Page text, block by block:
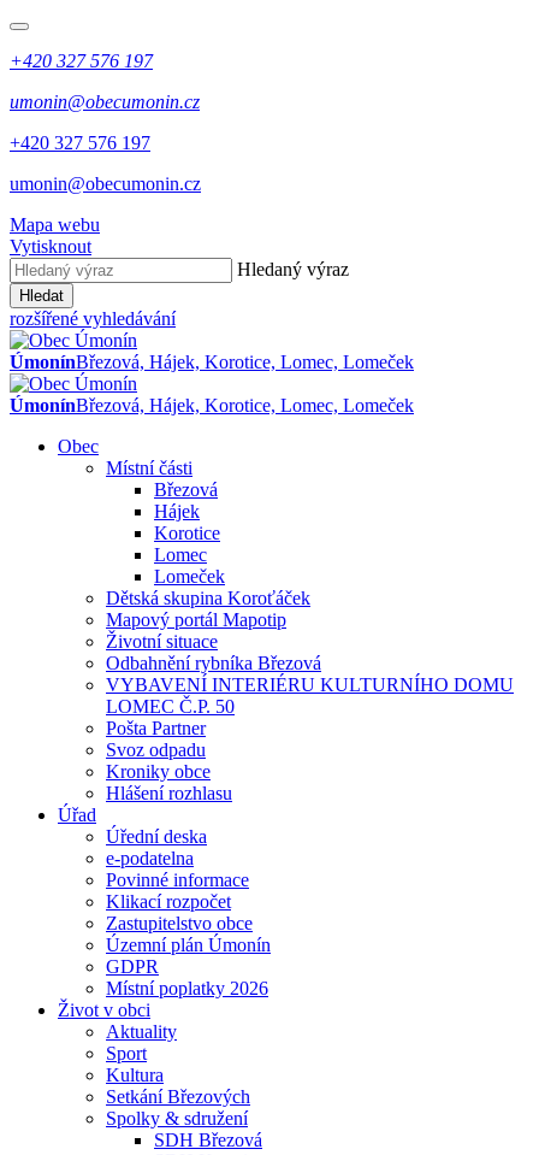
+420 327 576 197
umonin@obecumonin.cz
+420 327 576 197
umonin@obecumonin.cz
Mapa webu
Vytisknout
Hledaný výraz
Hledat
rozšířené vyhledávání
ÚmonínBřezová, Hájek, Korotice, Lomec, Lomeček
ÚmonínBřezová, Hájek, Korotice, Lomec, Lomeček
Obec
Místní části
Březová
Hájek
Korotice
Lomec
Lomeček
Dětská skupina Koroťáček
Mapový portál Mapotip
Životní situace
Odbahnění rybníka Březová
VYBAVENÍ INTERIÉRU KULTURNÍHO DOMU
LOMEC Č.P. 50
Pošta Partner
Svoz odpadu
Kroniky obce
Hlášení rozhlasu
Úřad
Úřední deska
e-podatelna
Povinné informace
Klikací rozpočet
Zastupitelstvo obce
Územní plán Úmonín
GDPR
Místní poplatky 2026
Život v obci
Aktuality
Sport
Kultura
Setkání Březových
Spolky & sdružení
SDH Březová